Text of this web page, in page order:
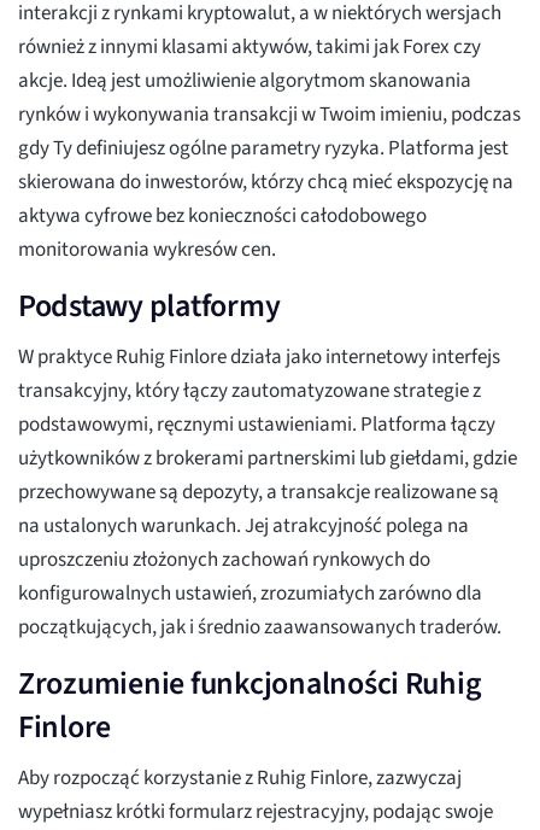
interakcji z rynkami kryptowalut, a w niektórych wersjach
również z innymi klasami aktywów, takimi jak Forex czy
akcje. Ideą jest umożliwienie algorytmom skanowania
rynków i wykonywania transakcji w Twoim imieniu, podczas
gdy Ty definiujesz ogólne parametry ryzyka. Platforma jest
skierowana do inwestorów, którzy chcą mieć ekspozycję na
aktywa cyfrowe bez konieczności całodobowego
monitorowania wykresów cen.
Podstawy platformy
W praktyce Ruhig Finlore działa jako internetowy interfejs
transakcyjny, który łączy zautomatyzowane strategie z
podstawowymi, ręcznymi ustawieniami. Platforma łączy
użytkowników z brokerami partnerskimi lub giełdami, gdzie
przechowywane są depozyty, a transakcje realizowane są
na ustalonych warunkach. Jej atrakcyjność polega na
uproszczeniu złożonych zachowań rynkowych do
konfigurowalnych ustawień, zrozumiałych zarówno dla
początkujących, jak i średnio zaawansowanych traderów.
Zrozumienie funkcjonalności Ruhig
Finlore
Aby rozpocząć korzystanie z Ruhig Finlore, zazwyczaj
wypełniasz krótki formularz rejestracyjny, podając swoje